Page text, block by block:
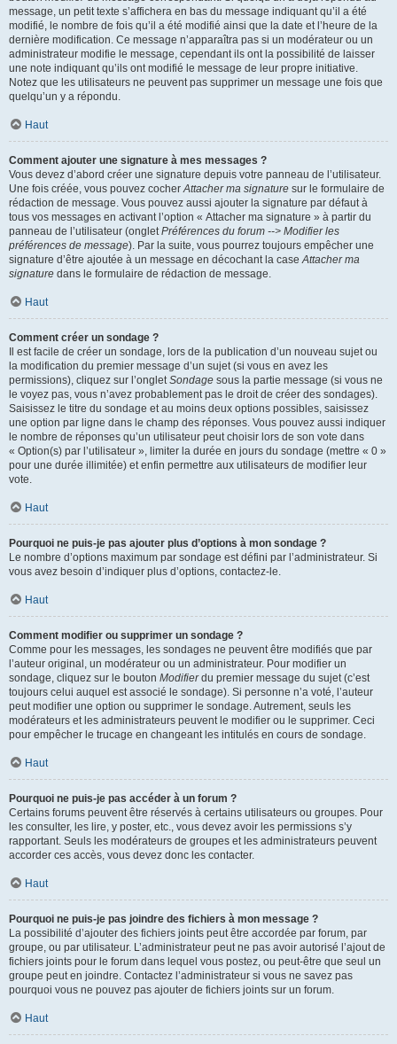
message, un petit texte s’affichera en bas du message indiquant qu’il a été
modifié, le nombre de fois qu’il a été modifié ainsi que la date et l’heure de la
dernière modification. Ce message n’apparaîtra pas si un modérateur ou un
administrateur modifie le message, cependant ils ont la possibilité de laisser
une note indiquant qu’ils ont modifié le message de leur propre initiative.
Notez que les utilisateurs ne peuvent pas supprimer un message une fois que
quelqu’un y a répondu.
Haut
Comment ajouter une signature à mes messages ?
Vous devez d’abord créer une signature depuis votre panneau de l’utilisateur.
Une fois créée, vous pouvez cocherAttacher ma signature sur le formulaire de
rédaction de message. Vous pouvez aussi ajouter la signature par défaut à
tous vos messages en activant l’option « Attacher ma signature » à partir du
panneau de l’utilisateur (ongletPréférences du forum --> Modifier les
préférences de message). Par la suite, vous pourrez toujours empêcher une
signature d’être ajoutée à un message en décochant la caseAttacher ma
signature dans le formulaire de rédaction de message.
Haut
Comment créer un sondage ?
Il est facile de créer un sondage, lors de la publication d’un nouveau sujet ou
la modification du premier message d’un sujet (si vous en avez les
permissions), cliquez sur l’ongletSondage sous la partie message (si vous ne
le voyez pas, vous n’avez probablement pas le droit de créer des sondages).
Saisissez le titre du sondage et au moins deux options possibles, saisissez
une option par ligne dans le champ des réponses. Vous pouvez aussi indiquer
le nombre de réponses qu’un utilisateur peut choisir lors de son vote dans
« Option(s) par l’utilisateur », limiter la durée en jours du sondage (mettre « 0 »
pour une durée illimitée) et enfin permettre aux utilisateurs de modifier leur
vote.
Haut
Pourquoi ne puis-je pas ajouter plus d’options à mon sondage ?
Le nombre d’options maximum par sondage est défini par l’administrateur. Si
vous avez besoin d’indiquer plus d’options, contactez-le.
Haut
Comment modifier ou supprimer un sondage ?
Comme pour les messages, les sondages ne peuvent être modifiés que par
l’auteur original, un modérateur ou un administrateur. Pour modifier un
sondage, cliquez sur le bouton Modifierdu premier message du sujet (c’est
toujours celui auquel est associé le sondage). Si personne n’a voté, l’auteur
peut modifier une option ou supprimer le sondage. Autrement, seuls les
modérateurs et les administrateurs peuvent le modifier ou le supprimer. Ceci
pour empêcher le trucage en changeant les intitulés en cours de sondage.
Haut
Pourquoi ne puis-je pas accéder à un forum ?
Certains forums peuvent être réservés à certains utilisateurs ou groupes. Pour
les consulter, les lire, y poster, etc., vous devez avoir les permissions s’y
rapportant. Seuls les modérateurs de groupes et les administrateurs peuvent
accorder ces accès, vous devez donc les contacter.
Haut
Pourquoi ne puis-je pas joindre des fichiers à mon message ?
La possibilité d’ajouter des fichiers joints peut être accordée par forum, par
groupe, ou par utilisateur. L’administrateur peut ne pas avoir autorisé l’ajout de
fichiers joints pour le forum dans lequel vous postez, ou peut-être que seul un
groupe peut en joindre. Contactez l’administrateur si vous ne savez pas
pourquoi vous ne pouvez pas ajouter de fichiers joints sur un forum.
Haut